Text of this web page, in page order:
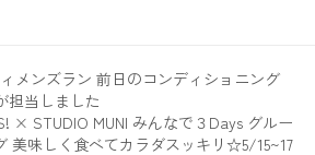
メンズラン 前日のコンディショニング
担当しました
× STUDIO MUNI みんなで３Days グルー
美味しく食べてカラダスッキリ☆5/15~17